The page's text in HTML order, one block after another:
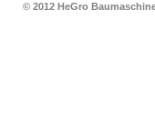
© 2012 HeGro